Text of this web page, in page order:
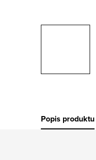
Popis produktu